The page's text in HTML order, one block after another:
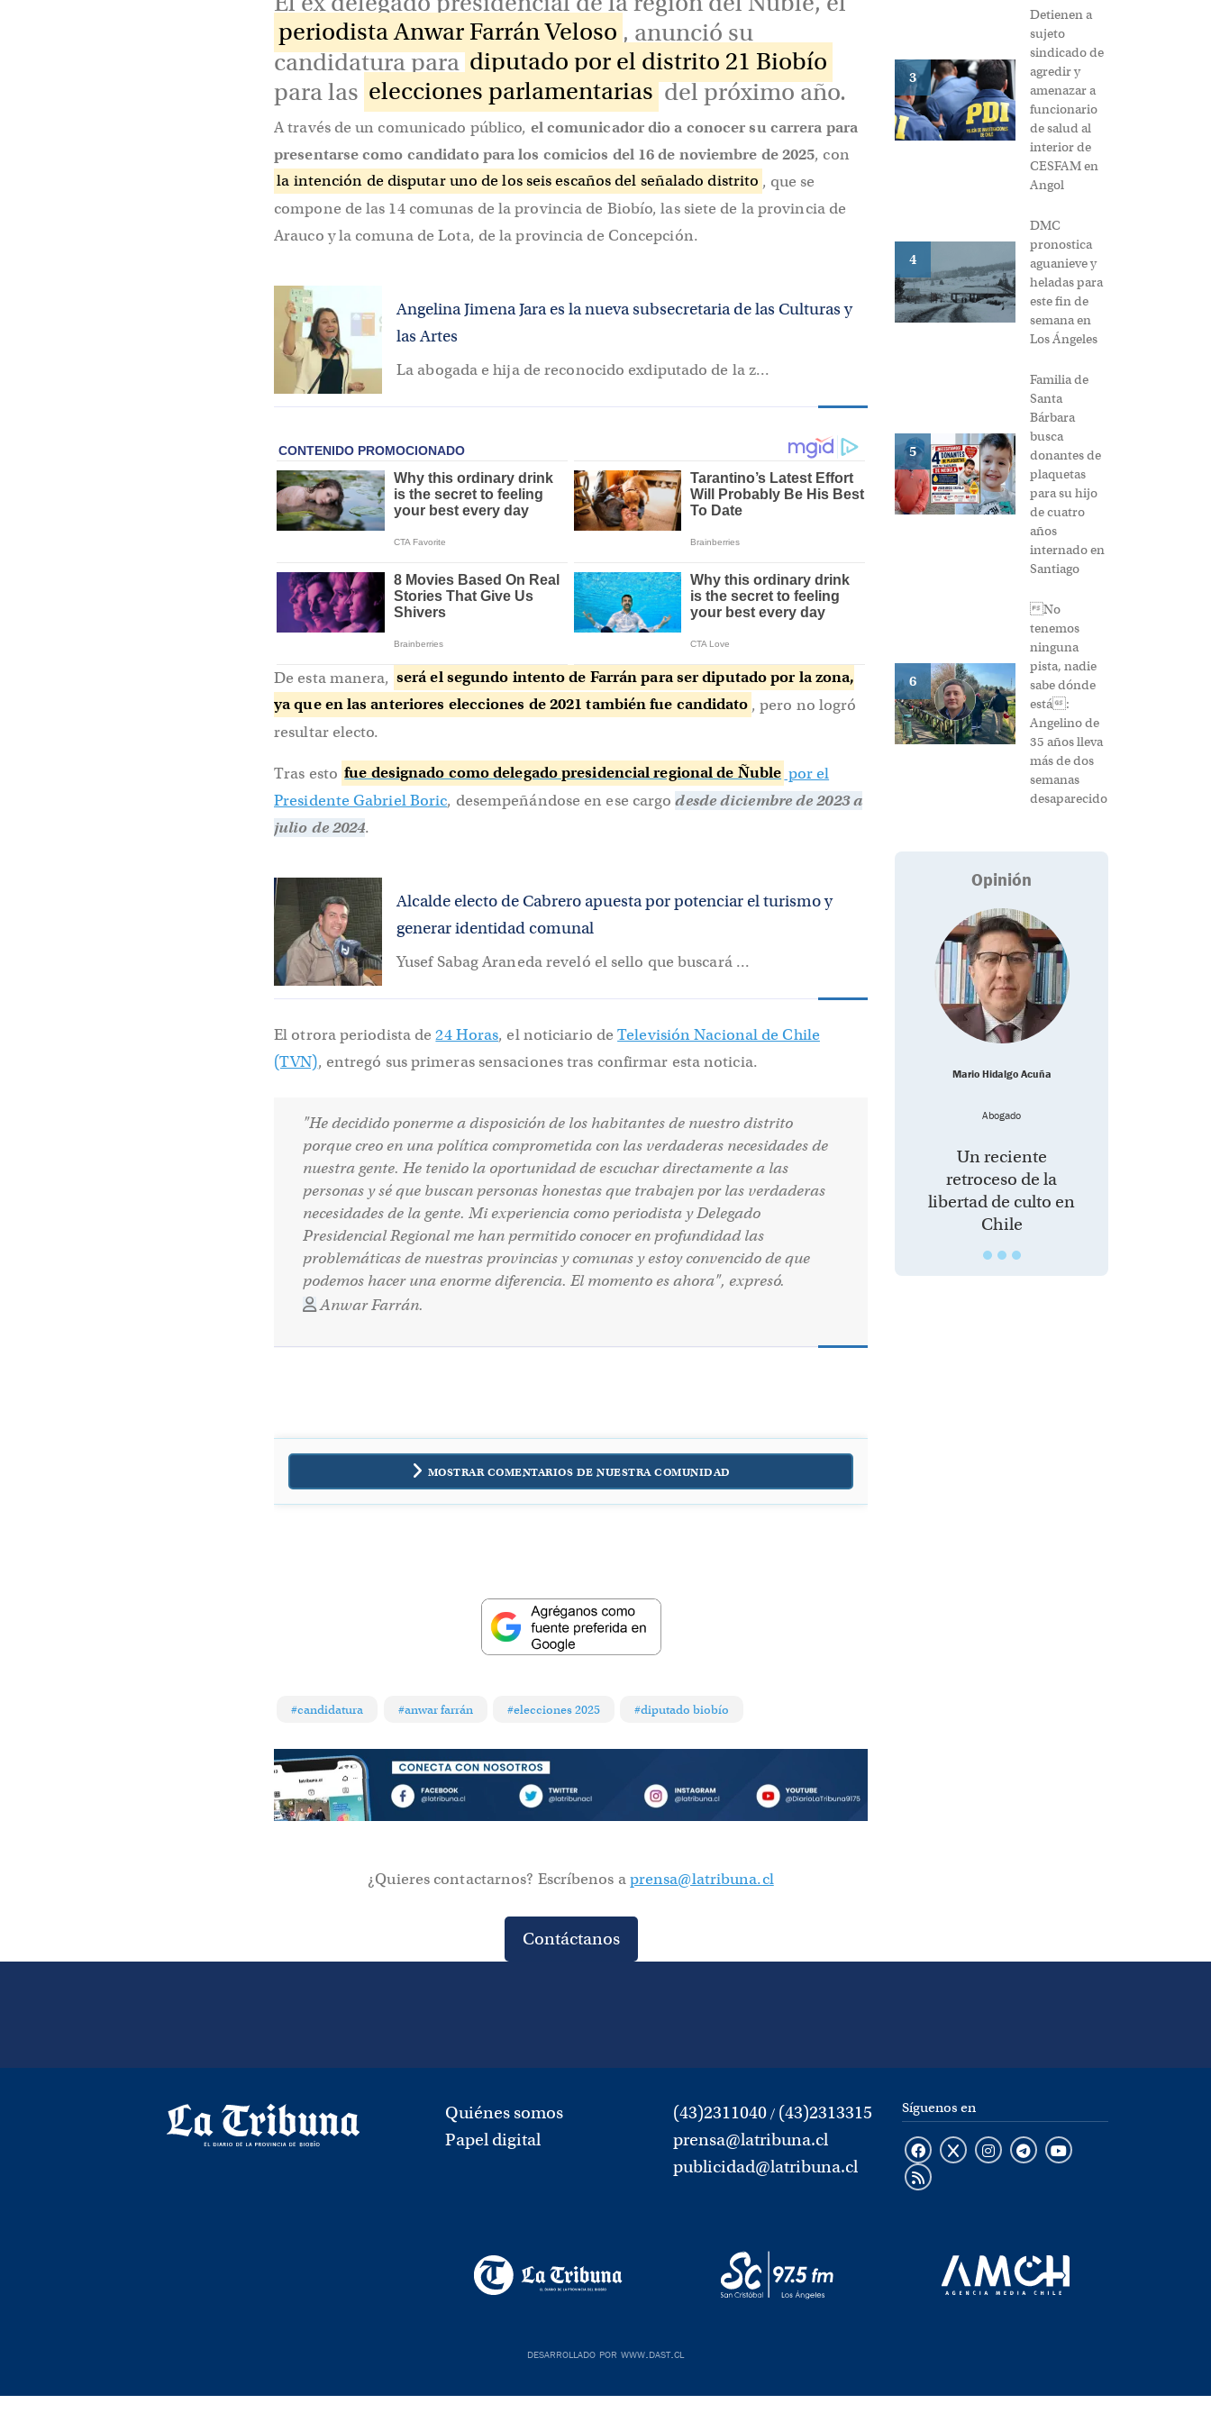
periodista Anwar Farrán Veloso , anunció su
candidatura paradiputado por el distrito 21 Biobío
para las elecciones parlamentarias del próximo año.
A través de un comunicado público, el comunicador dio a conocer su carrera para
presentarse como candidato para los comicios del 16 de noviembre de 2025, con
la intención de disputar uno de los seis escaños del señalado distrito , que se
compone de las 14 comunas de la provincia de Biobío, las siete de la provincia de
Arauco y la comuna de Lota, de la provincia de Concepción.
Angelina Jimena Jara es la nueva subsecretaria de las Culturas y
las Artes
La abogada e hija de reconocido exdiputado de la z...
De esta manera, será el segundo intento de Farrán para ser diputado por la zona,
ya que en las anteriores elecciones de 2021 también fue candidato , pero no logró
resultar electo.
Tras esto fue designado como delegado presidencial regional de Ñuble por el
Presidente Gabriel Boric, desempeñándose en ese cargodesde diciembre de 2023 a
julio de 2024.
Alcalde electo de Cabrero apuesta por potenciar el turismo y
generar identidad comunal
Yusef Sabag Araneda reveló el sello que buscará ...
El otrora periodista de24 Horas, el noticiario deTelevisión Nacional de Chile
(TVN), entregó sus primeras sensaciones tras confirmar esta noticia.
"He decidido ponerme a disposición de los habitantes de nuestro distrito
porque creo en una política comprometida con las verdaderas necesidades de
nuestra gente. He tenido la oportunidad de escuchar directamente a las
personas y sé que buscan personas honestas que trabajen por las verdaderas
necesidades de la gente. Mi experiencia como periodista y Delegado
Presidencial Regional me han permitido conocer en profundidad las
problemáticas de nuestras provincias y comunas y estoy convencido de que
podemos hacer una enorme diferencia. El momento es ahora", expresó.
Anwar Farrán.
MOSTRAR COMENTARIOS DE NUESTRA COMUNIDAD
#candidatura #anwar farrán #elecciones 2025 #diputado biobío
¿Quieres contactarnos? Escríbenos aprensa@latribuna.cl
Contáctanos
3
Detienen a
sujeto
sindicado de
agredir y
amenazar a
funcionario
de salud al
interior de
CESFAM en
Angol
4
DMC
pronostica
aguanieve y
heladas para
este fin de
semana en
Los Ángeles
5
Familia de
Santa
Bárbara
busca
donantes de
plaquetas
para su hijo
de cuatro
años
internado en
Santiago
6
No
tenemos
ninguna
pista, nadie
sabe dónde
está:
Angelino de
35 años lleva
más de dos
semanas
desaparecido
Opinión
Mario Hidalgo Acuña
Abogado
Un reciente
retroceso de la
libertad de culto en
Chile
Quiénes somos
Papel digital
(43)2311040 / (43)2313315
prensa@latribuna.cl
publicidad@latribuna.cl
Síguenos en
desarrollado por www.dast.cl